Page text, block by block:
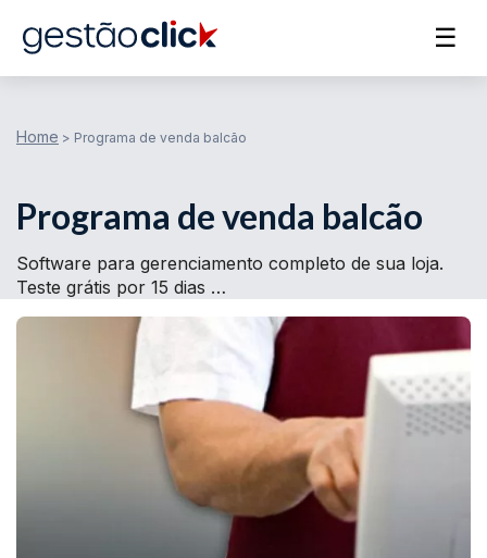
☰
Home > Programa de venda balcão
Programa de venda balcão
Software para gerenciamento completo de sua loja.
Teste grátis por 15 dias …